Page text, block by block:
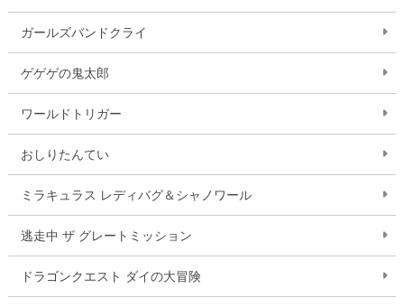
ガールズバンドクライ
ゲゲゲの鬼太郎
ワールドトリガー
おしりたんてい
ミラキュラス レディバグ＆シャノワール
逃走中 ザ グレートミッション
ドラゴンクエスト ダイの大冒険